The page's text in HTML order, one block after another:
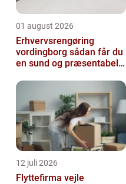
01 august 2026
Erhvervsrengøring
vordingborg sådan får du
en sund og præsentabel
12 juli 2026
Flyttefirma vejle